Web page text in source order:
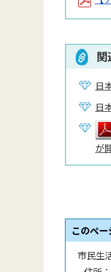
関
日
日
が
このペ
市民生